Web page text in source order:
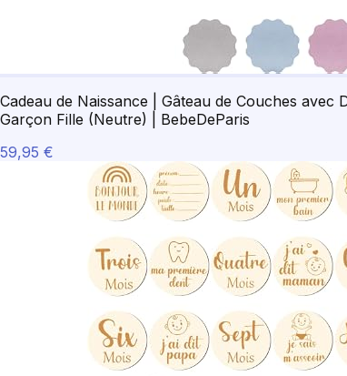
Cadeau de Naissance | Gâteau de Couches
Garçon Fille (Neutre) | BebeDeParis
59,95 €